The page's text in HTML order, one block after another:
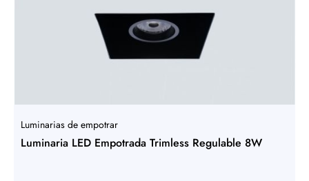
Luminarias de empotrar
Luminaria LED Empotrada Trimless Regulable 8W